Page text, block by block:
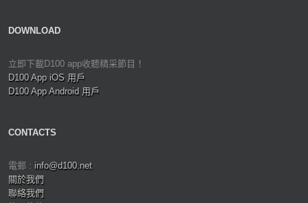
DOWNLOAD
立即下載D100 app收聽精采節目！
D100 App iOS 用戶
D100 App Android 用戶
CONTACTS
電郵 : info@d100.net
關於我們
聯絡我們